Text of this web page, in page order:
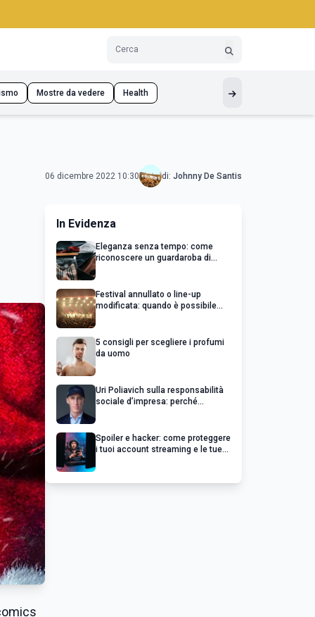
Mostre da vedere Health
06 dicembre 2022 10:30 di: Johnny De Santis
In Evidenza
Eleganza senza tempo: come
riconoscere un guardaroba di
Festival annullato o line-up
modificata: quando è possibile
5 consigli per scegliere i profumi
da uomo
Uri Poliavich sulla responsabilità
sociale d’impresa: perché
Spoiler e hacker: come proteggere
i tuoi account streaming e le tue